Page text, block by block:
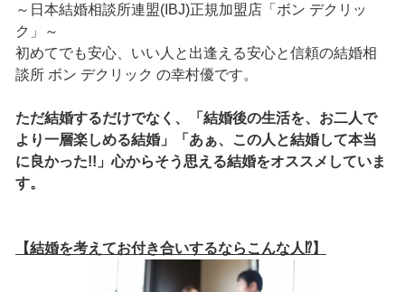
～日本結婚相談所連盟(IBJ)正規加盟店「ボン デクリッ
ク」～
初めてでも安心、いい人と出逢える安心と信頼の結婚相
談所 ボン デクリック の幸村優です。
ただ結婚するだけでなく、「結婚後の生活を、お二人で
より一層楽しめる結婚」「あぁ、この人と結婚して本当
に良かった!!」心からそう思える結婚をオススメしていま
す。
【結婚を考えてお付き合いするならこんな人⁉】